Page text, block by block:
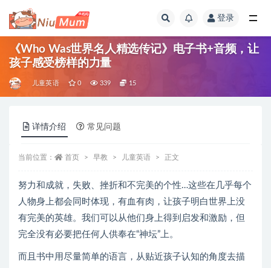
登录
《Who Was世界名人精选传记》电子书+音频，让
孩子感受榜样的力量
儿童英语 0 339 15
详情介绍 常见问题
当前位置： 首页 早教 儿童英语 正文
努力和成就，失败、挫折和不完美的个性…这些在几乎每个
人物身上都会同时体现，有血有肉，让孩子明白世界上没
有完美的英雄。我们可以从他们身上得到启发和激励，但
完全没有必要把任何人供奉在“神坛”上。
而且书中用尽量简单的语言，从贴近孩子认知的角度去描